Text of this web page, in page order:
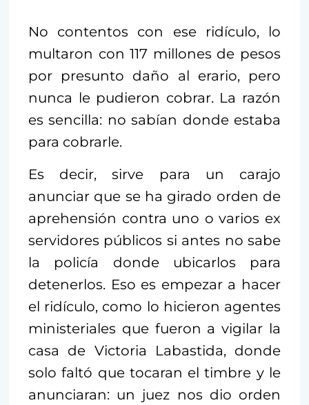
No contentos con ese ridículo, lo
multaron con 117 millones de pesos
por presunto daño al erario, pero
nunca le pudieron cobrar. La razón
es sencilla: no sabían donde estaba
para cobrarle.
Es decir, sirve para un carajo
anunciar que se ha girado orden de
aprehensión contra uno o varios ex
servidores públicos si antes no sabe
la policía donde ubicarlos para
detenerlos. Eso es empezar a hacer
el ridículo, como lo hicieron agentes
ministeriales que fueron a vigilar la
casa de Victoria Labastida, donde
solo faltó que tocaran el timbre y le
anunciaran: un juez nos dio orden